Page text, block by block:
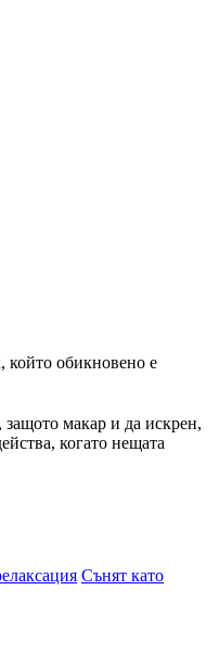
който обикновено е
макар и да искрен,
когато нещата
Сънят като